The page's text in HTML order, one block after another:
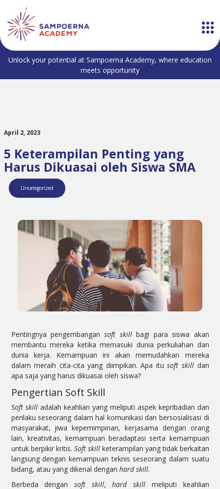
Unlock your potential at Sampoerna Academy, where education
meets opportunity
April 2, 2023
5 Keterampilan Penting yang
Harus Dikuasai oleh Siswa SMA
Uncategorized
Pentingnya pengembangansoft skillbagi para siswa akan
membantu mereka ketika memasuki dunia perkuliahan dan
dunia kerja. Kemampuan ini akan memudahkan mereka
dalam meraih cita-cita yang diimpikan. Apa itusoft skilldan
apa saja yang harus dikuasai oleh siswa?
Pengertian Soft Skill
Soft skilladalah keahlian yang meliputi aspek kepribadian dan
perilaku seseorang dalam hal komunikasi dan bersosialisasi di
masyarakat, jiwa kepemimpinan, kerjasama dengan orang
lain, kreativitas, kemampuan beradaptasi serta kemampuan
untuk berpikir kritis. Soft skill keterampilan yang tidak berkaitan
langsung dengan kemampuan teknis seseorang dalam suatu
bidang, atau yang dikenal dengan hard skill.
Berbeda dengan soft skill,hard skill meliputi keahlian